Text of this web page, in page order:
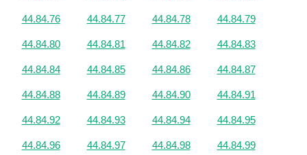
44.84.76 44.84.77 44.84.78 44.84.79
44.84.80 44.84.81 44.84.82 44.84.83
44.84.84 44.84.85 44.84.86 44.84.87
44.84.88 44.84.89 44.84.90 44.84.91
44.84.92 44.84.93 44.84.94 44.84.95
44.84.96 44.84.97 44.84.98 44.84.99